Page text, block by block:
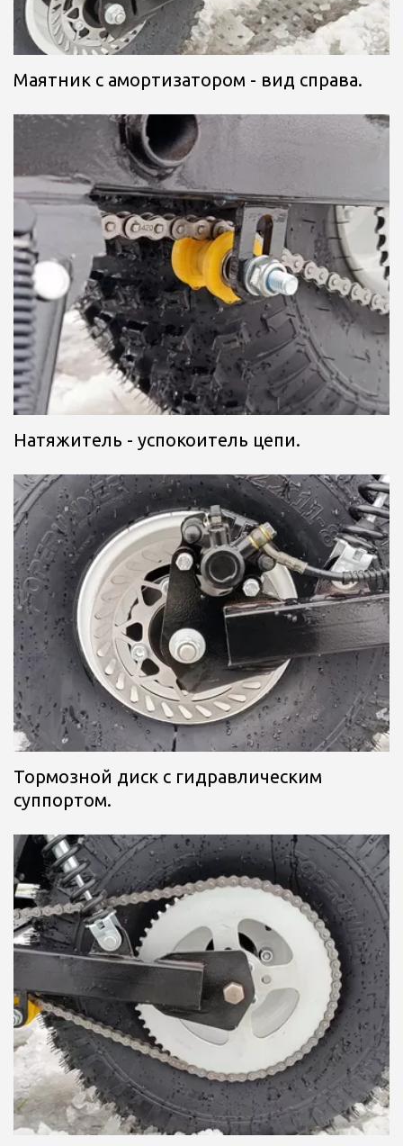
Маятник с амортизатором - вид справа.
Натяжитель - успокоитель цепи.
Тормозной диск с гидравлическим
суппортом.